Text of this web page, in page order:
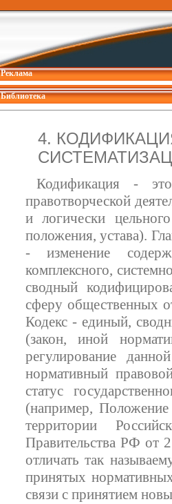
Реклама
Библиотека
4.
Кодификация -
правотворческой
и логически
положения, устава).
- изменение
комплексного,
сводный
сферу общественных
Кодекс - единый,
(закон, иной
регулирование
нормативный
статус
(например,
территории
Правительства РФ от
отличать так
принятых
связи с принятием